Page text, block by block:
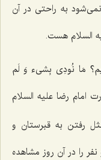
به راحتی در آن
السلام هست.
مَا نُودِی بِشیء وَ لَم
امام رضا علیه السلام
رفتن به قبرستان و
را در آن روز مشاهده